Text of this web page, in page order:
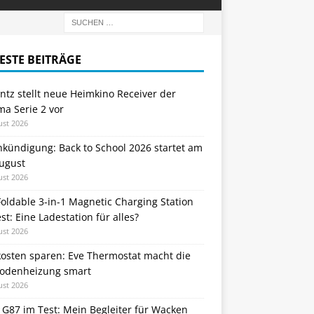
BEITRÄGE
stellt neue Heimkino Receiver der
Serie 2 vor
2026
Back to School 2026 startet am
2026
3-in-1 Magnetic Charging Station
Eine Ladestation für alles?
2026
sparen: Eve Thermostat macht die
smart
2026
im Test: Mein Begleiter für Wacken